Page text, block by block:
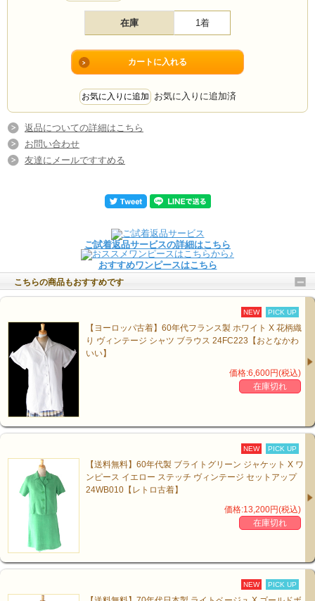
在庫 1着
お気に入りに追加済
返品についての詳細はこちら
お問い合わせ
友達にメールですすめる
ご試着返品サービスの詳細はこちら
おすすめワンピースはこちら
こちらの商品もおすすめです
NEW PICK UP
【ヨーロッパ古着】60年代フランス製 ホワイト X 花柄織
り ヴィンテージ シャツ ブラウス 24FC223【おとなかわ
いい】
価格:6,600円(税込)
在庫切れ
NEW PICK UP
【送料無料】60年代製 ブライトグリーン ジャケット X ワ
ンピース イエロー ステッチ ヴィンテージ セットアップ
24WB010【レトロ古着】
価格:13,200円(税込)
在庫切れ
NEW PICK UP